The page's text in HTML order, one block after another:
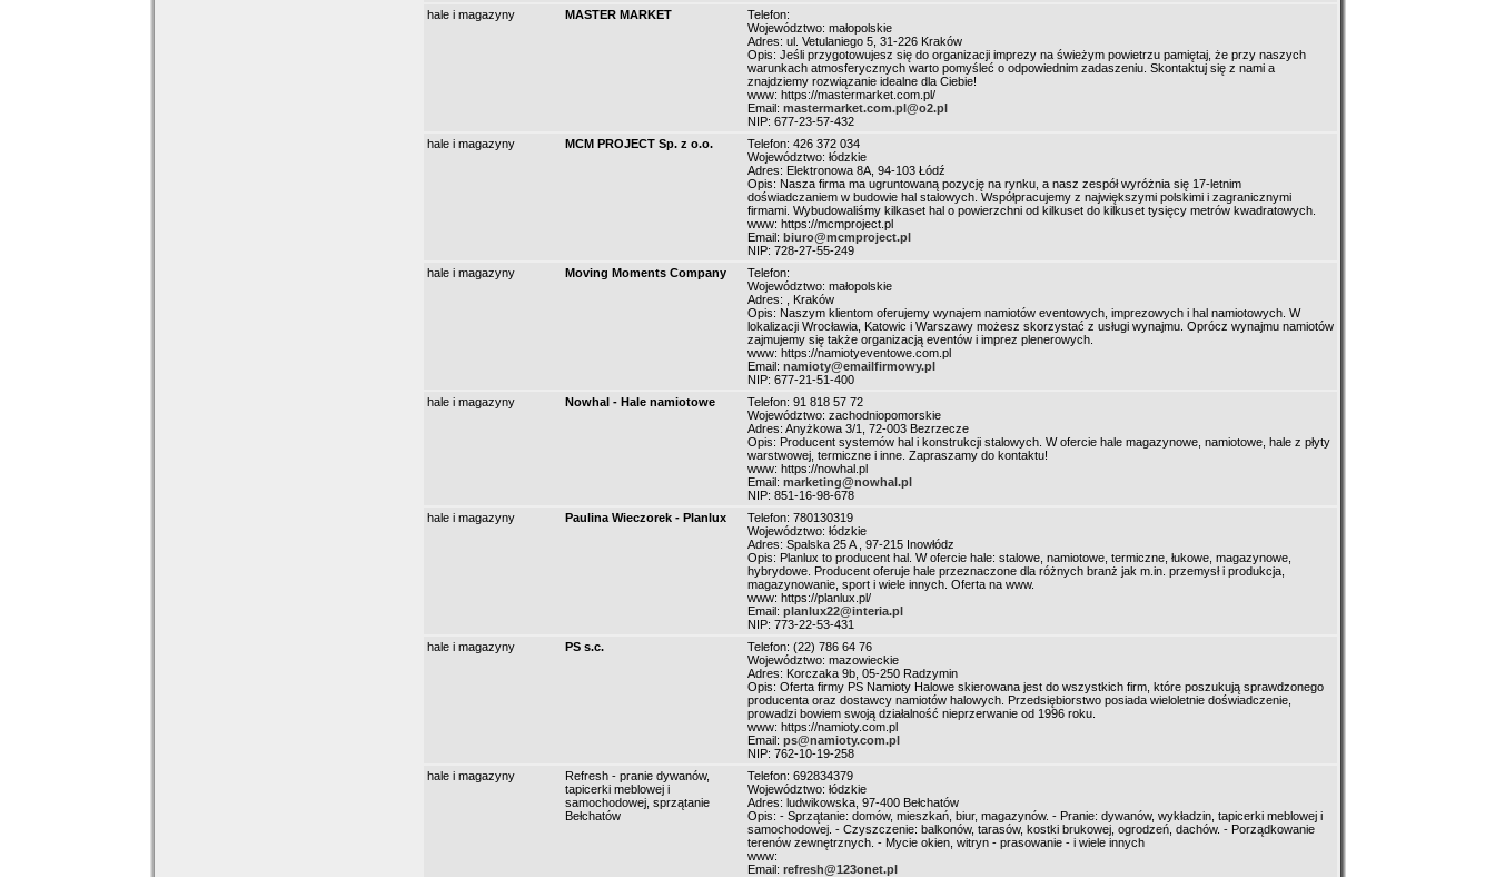
hale i magazyny
MASTER MARKET
Telefon:
Województwo: małopolskie
Adres: ul. Vetulaniego 5, 31-226 Kraków
Opis: Jeśli przygotowujesz się do organizacji imprezy na świeżym powietrzu pamiętaj, że przy naszych
warunkach atmosferycznych warto pomyśleć o odpowiednim zadaszeniu. Skontaktuj się z nami a
znajdziemy rozwiązanie idealne dla Ciebie!
www: https://mastermarket.com.pl/
Email: mastermarket.com.pl@o2.pl
NIP: 677-23-57-432
hale i magazyny
MCM PROJECT Sp. z o.o.
Telefon: 426 372 034
Województwo: łódzkie
Adres: Elektronowa 8A, 94-103 Łódź
Opis: Nasza firma ma ugruntowaną pozycję na rynku, a nasz zespół wyróżnia się 17-letnim
doświadczaniem w budowie hal stalowych. Współpracujemy z największymi polskimi i zagranicznymi
firmami. Wybudowaliśmy kilkaset hal o powierzchni od kilkuset do kilkuset tysięcy metrów kwadratowych.
www: https://mcmproject.pl
Email: biuro@mcmproject.pl
NIP: 728-27-55-249
hale i magazyny
Moving Moments Company
Telefon:
Województwo: małopolskie
Adres: , Kraków
Opis: Naszym klientom oferujemy wynajem namiotów eventowych, imprezowych i hal namiotowych. W
lokalizacji Wrocławia, Katowic i Warszawy możesz skorzystać z usługi wynajmu. Oprócz wynajmu namiotów
zajmujemy się także organizacją eventów i imprez plenerowych.
www: https://namiotyeventowe.com.pl
Email: namioty@emailfirmowy.pl
NIP: 677-21-51-400
hale i magazyny
Nowhal - Hale namiotowe
Telefon: 91 818 57 72
Województwo: zachodniopomorskie
Adres: Anyżkowa 3/1, 72-003 Bezrzecze
Opis: Producent systemów hal i konstrukcji stalowych. W ofercie hale magazynowe, namiotowe, hale z płyty
warstwowej, termiczne i inne. Zapraszamy do kontaktu!
www: https://nowhal.pl
Email: marketing@nowhal.pl
NIP: 851-16-98-678
hale i magazyny
Paulina Wieczorek - Planlux
Telefon: 780130319
Województwo: łódzkie
Adres: Spalska 25 A , 97-215 Inowłódz
Opis: Planlux to producent hal. W ofercie hale: stalowe, namiotowe, termiczne, łukowe, magazynowe,
hybrydowe. Producent oferuje hale przeznaczone dla różnych branż jak m.in. przemysł i produkcja,
magazynowanie, sport i wiele innych. Oferta na www.
www: https://planlux.pl/
Email: planlux22@interia.pl
NIP: 773-22-53-431
hale i magazyny
PS s.c.
Telefon: (22) 786 64 76
Województwo: mazowieckie
Adres: Korczaka 9b, 05-250 Radzymin
Opis: Oferta firmy PS Namioty Halowe skierowana jest do wszystkich firm, które poszukują sprawdzonego
producenta oraz dostawcy namiotów halowych. Przedsiębiorstwo posiada wieloletnie doświadczenie,
prowadzi bowiem swoją działalność nieprzerwanie od 1996 roku.
www: https://namioty.com.pl
Email: ps@namioty.com.pl
NIP: 762-10-19-258
hale i magazyny
Refresh - pranie dywanów,
tapicerki meblowej i
samochodowej, sprzątanie
Bełchatów
Telefon: 692834379
Województwo: łódzkie
Adres: ludwikowska, 97-400 Bełchatów
Opis: - Sprzątanie: domów, mieszkań, biur, magazynów. - Pranie: dywanów, wykładzin, tapicerki meblowej i
samochodowej. - Czyszczenie: balkonów, tarasów, kostki brukowej, ogrodzeń, dachów. - Porządkowanie
terenów zewnętrznych. - Mycie okien, witryn - prasowanie - i wiele innych
www:
Email: refresh@123onet.pl